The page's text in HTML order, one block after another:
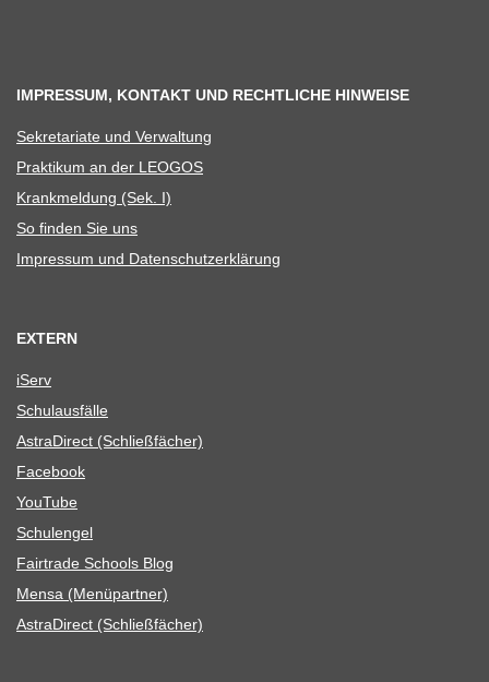
IMPRESSUM, KONTAKT UND RECHTLICHE HINWEISE
Sekre­ta­riate und Verwaltung
Prak­ti­kum an der LEOGOS
Krank­mel­dung (Sek. I)
So fin­den Sie uns
Impres­sum und Datenschutzerklärung
EXTERN
iServ
Schul­aus­fälle
Astra­Di­rect (Schließ­fä­cher)
Face­book
You­Tube
Schul­en­gel
Fair­trade Schools Blog
Mensa (Menü­part­ner)
Astra­Di­rect (Schließ­fä­cher)